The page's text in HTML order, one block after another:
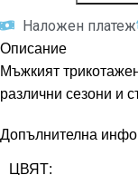
Наложен платеж
Описание
Мъжкият
различни сезони и
Допълнителна
ЦВЯТ: